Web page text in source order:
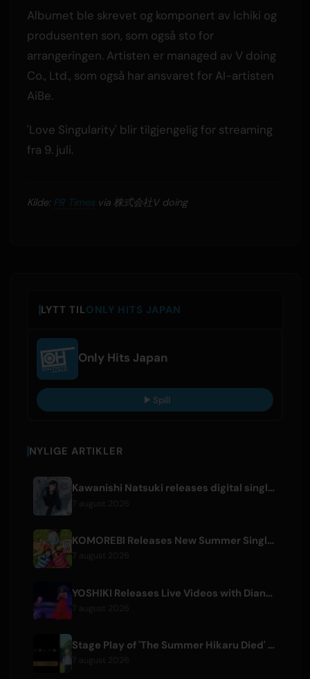
Albumet ble skrevet og komponert av Ichiki og
produsenten son, som også sto for
arrangeringen. Artisten er managed av V doing
Co., Ltd., som også har ansvaret for AI-artisten
AiBe.
'Love Singularity' blir tilgjengelig for streaming
fra 9. juli.
Kilde: PR Timesvia 株式会社V doing
LYTT TILONLY HITS JAPAN
Only Hits Japan
Spill
NYLIGE ARTIKLER
Kawanishi Natsuki releases digital single 'Sayonara wa Ichiban Kirei na Atashi de'
KOMOREBI Releases New Summer Single 'Letsu Natsu'
YOSHIKI Releases Live Videos with Diana Ross and KORN's Jonathan Davis
Stage Play of 'The Summer Hikaru Died' Streams Globally for Free on ABEMA